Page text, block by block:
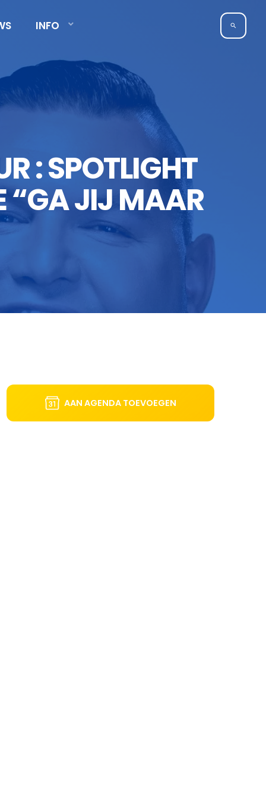
INFO search
: SPOTLIGHT
“GA JIJ MAAR
AAN AGENDA TOEVOEGEN